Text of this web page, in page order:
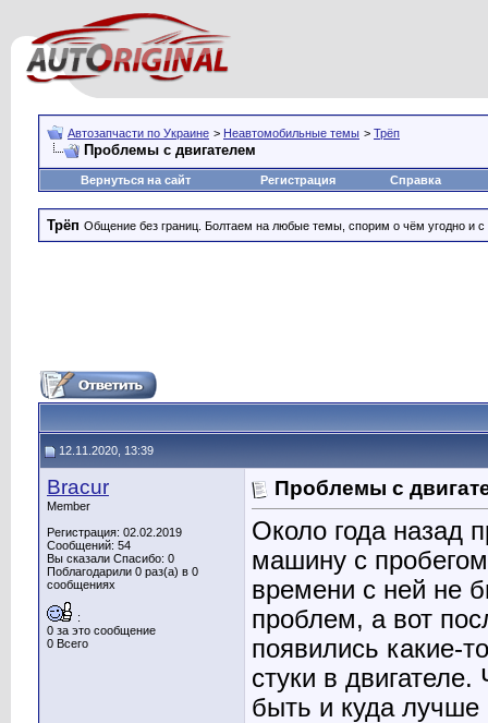
Автозапчасти по Украине > Неавтомобильные темы > Трёп
Проблемы с двигателем
Вернуться на сайт Регистрация Справка
Трёп Общение без границ. Болтаем на любые темы, спорим о чём угодно и
12.11.2020, 13:39
Bracur
Member
Регистрация: 02.02.2019
Сообщений: 54
Вы сказали Спасибо: 0
Поблагодарили 0 раз(а) в 0
сообщениях
:
0 за это сообщение
0 Всего
Проблемы с
Около года назад
машину с
времени с ней не
проблем, а вот
появились какие-
стуки в
быть и куда лучше